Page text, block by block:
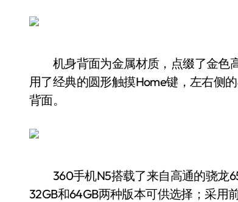
机身背面为金属材质，点缀了金色
用了经典的圆形触摸Home键，左右侧
背面。
360手机N5搭载了来自高通的骁龙
32GB和64GB两种版本可供选择；采用